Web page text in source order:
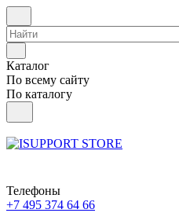
Каталог
По всему сайту
По каталогу
Телефоны
+7 495 374 64 66